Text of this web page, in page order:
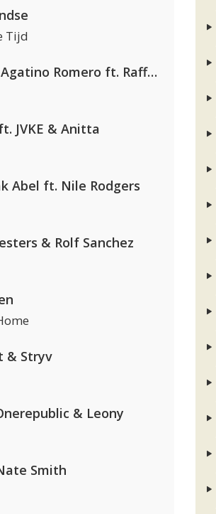
Tijd
Jamoxy & Agatino Romero ft. Raffaella Carrà
JVKE & Anitta
Abel ft. Nile Rodgers
& Rolf Sanchez
& Stryv
& Leony
Smith